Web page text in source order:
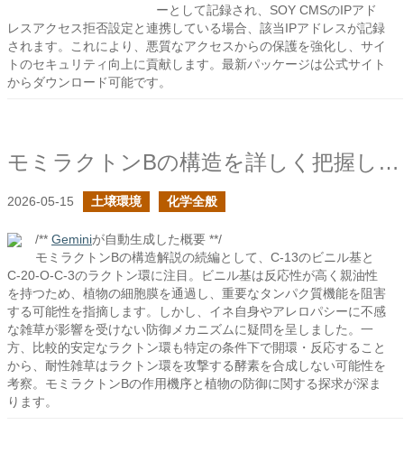
ーとして記録され、SOY CMSのIPアド
レスアクセス拒否設定と連携している場合、該当IPアドレスが記録
されます。これにより、悪質なアクセスからの保護を強化し、サイ
トのセキュリティ向上に貢献します。最新パッケージは公式サイト
からダウンロード可能です。
モミラクトンBの構造を詳しく把握したいの続き
2026-05-15 土壌環境 化学全般
/** Geminiが自動生成した概要 **/
モミラクトンBの構造解説の続編として、C-13のビニル基と
C-20-O-C-3のラクトン環に注目。ビニル基は反応性が高く親油性
を持つため、植物の細胞膜を通過し、重要なタンパク質機能を阻害
する可能性を指摘します。しかし、イネ自身やアレロパシーに不感
な雑草が影響を受けない防御メカニズムに疑問を呈しました。一
方、比較的安定なラクトン環も特定の条件下で開環・反応すること
から、耐性雑草はラクトン環を攻撃する酵素を合成しない可能性を
考察。モミラクトンBの作用機序と植物の防御に関する探求が深ま
ります。